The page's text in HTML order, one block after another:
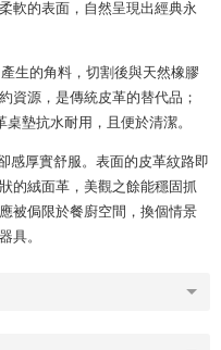
軟的表面，自然呈現出經典永
生的角料，切割後與天然橡膠
資源，是傳統皮革的替代品；
墊抗水耐用，且便於清潔。
感厚實舒服。表面的皮革紋路即
的絨面革，美觀之餘能穩固抓
被侷限於餐廚空間，換個情景
具。